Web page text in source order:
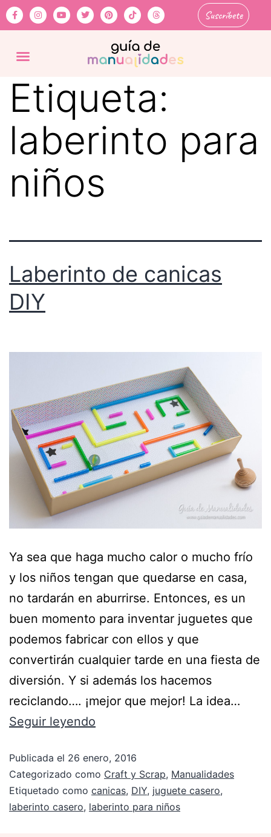
Suscríbete
Etiqueta:
laberinto para
niños
Laberinto de canicas
DIY
Ya sea que haga mucho calor o mucho frío
y los niños tengan que quedarse en casa,
no tardarán en aburrirse. Entonces, es un
buen momento para inventar juguetes que
podemos fabricar con ellos y que
convertirán cualquier tarde en una fiesta de
diversión. Y si además los hacemos
reciclando…. ¡mejor que mejor! La idea…
Seguir leyendo
Publicada el 26 enero, 2016
Categorizado como Craft y Scrap, Manualidades
Etiquetado como canicas, DIY, juguete casero,
laberinto casero, laberinto para niños